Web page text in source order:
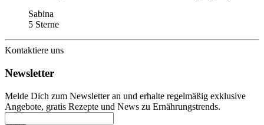
Sabina
5 Sterne
Kontaktiere uns
Newsletter
Melde Dich zum Newsletter an und erhalte regelmäßig exklusive
Angebote, gratis Rezepte und News zu Ernährungstrends.